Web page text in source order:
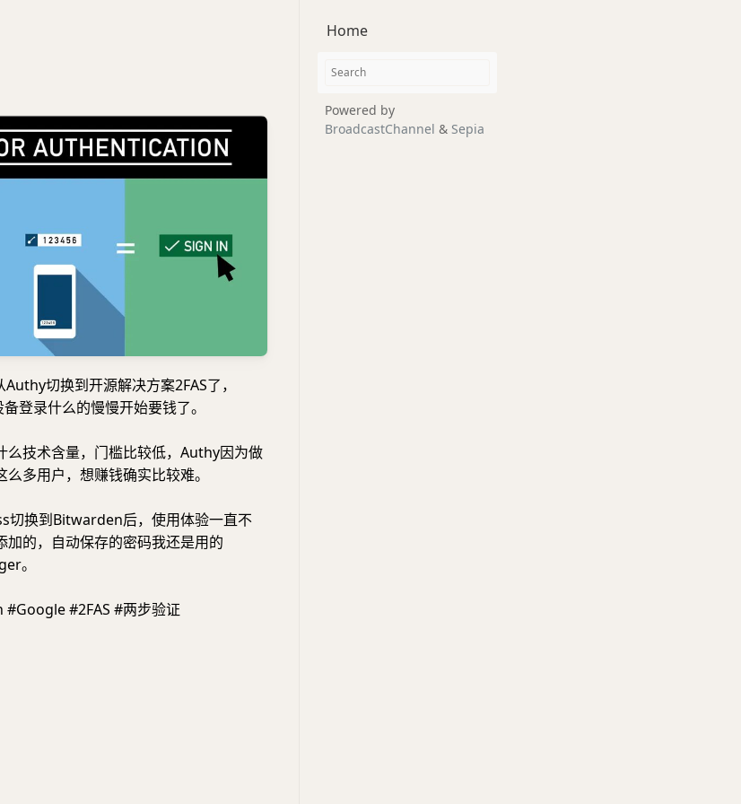
切换到开源解决方案2FAS了，
登录什么的慢慢开始要钱了。
么技术含量，门槛比较低，Authy因为做
多用户，想赚钱确实比较难。
切换到Bitwarden后，使用体验一直不
加的，自动保存的密码我还是用的
。
#2FAS #两步验证
Home
Powered by
BroadcastChannel & Sepia